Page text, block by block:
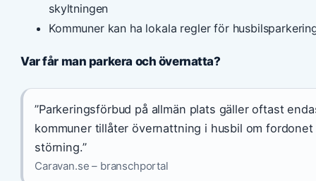
skyltningen
Kommuner kan ha lokala regler för
Var får man parkera och övernatta?
”Parkeringsförbud på allmän plats gäller oftast
kommuner tillåter övernattning i husbil om
störning.”
Caravan.se – branschportal